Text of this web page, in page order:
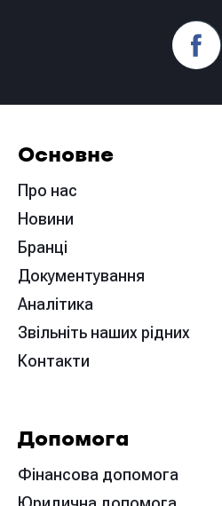
Основне
Про нас
Новини
Бранці
Документування
Аналітика
Звільніть наших рідних
Контакти
Допомога
Фінансова допомога